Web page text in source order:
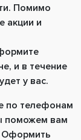
Помимо
акции и
и в течение
у вас.
по телефонам
поможем вам
Оформить